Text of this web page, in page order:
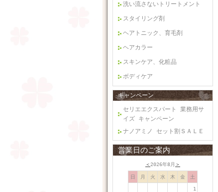
洗い流さないトリートメント
スタイリング剤
ヘアトニック、育毛剤
ヘアカラー
スキンケア、化粧品
ボディケア
キャンペーン
セリエエクスパート 業務用サ
イズ キャンペーン
ナノアミノ セット割ＳＡＬＥ
営業日のご案内
＜ 2026年8月 ＞
日 月 火 水 木 金 土
1